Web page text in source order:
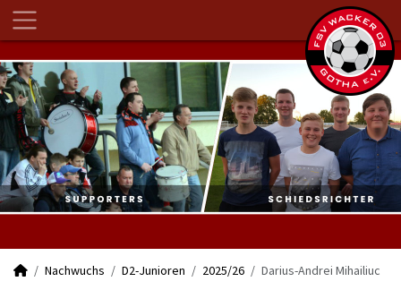
Nachwuchs D2-Junioren 2025/26 Darius-Andrei Mihailiuc